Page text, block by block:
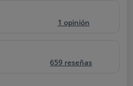
1 opinión
659 reseñas